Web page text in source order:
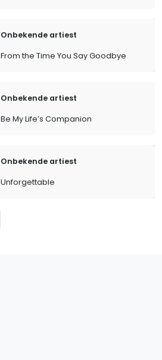
Onbekende artiest
From the Time You Say Goodbye
Onbekende artiest
Be My Life’s Companion
Onbekende artiest
Unforgettable